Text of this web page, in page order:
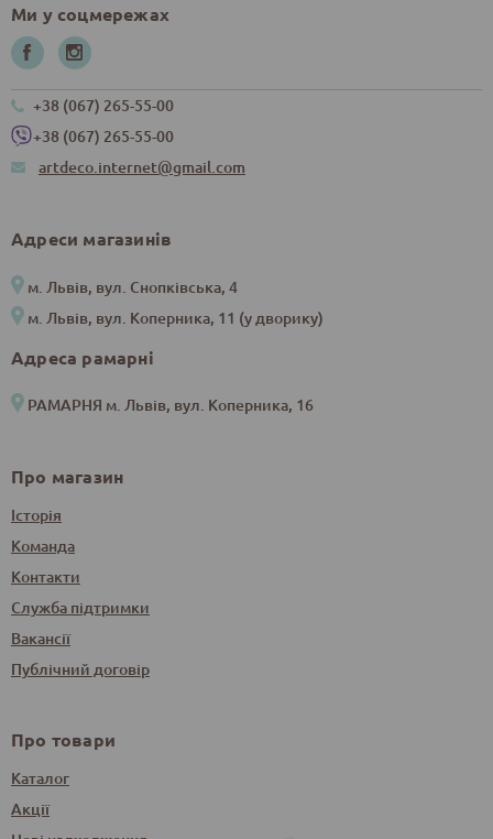
Ми у соцмережах
+38 (067) 265-55-00
+38 (067) 265-55-00
artdeco.internet@gmail.com
Адреси магазинів
м. Львів, вул. Снопківська, 4
м. Львів, вул. Коперника, 11 (у дворику)
Адреса рамарні
РАМАРНЯ м. Львів, вул. Коперника, 16
Про магазин
Історія
Команда
Контакти
Служба підтримки
Вакансії
Публічний договір
Про товари
Каталог
Акції